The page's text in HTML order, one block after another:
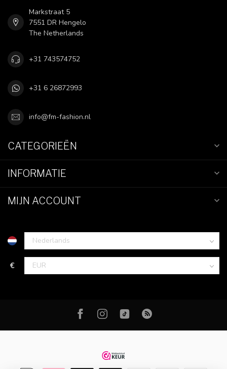
Markstraat 5
7551 DR Hengelo
The Netherlands
+31 743574752
+31 6 26872993
info@fm-fashion.nl
CATEGORIEËN
INFORMATIE
MIJN ACCOUNT
€